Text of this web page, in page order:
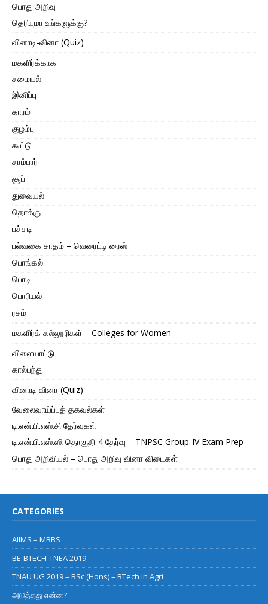
பொது அறிவு
தெரியுமா உங்களுக்கு?
வினாடி-வினா (Quiz)
மகளிர்க்காக
சமையல்
இனிப்பு
காரம்
குழம்பு
கூட்டு
சாம்பார்
சூப்
துவையல்
தொக்கு
பச்சடி
பல்வகை சாதம் – வெரைட்டி ரைஸ்
பொங்கல்
பொடி
பொரியல்
ரசம்
மகளிர்க் கல்லூரிகள் – Colleges for Women
விளையாட்டு
கால்பந்து
வினாடி வினா (Quiz)
வேலைவாய்ப்புத் தகவல்கள்
டி.என்.பி.எஸ்.சி தேர்வுகள்
டி.என்.பி.எஸ்.ஸி தொகுதி-4 தேர்வு – TNPSC Group-IV Exam Prep
பொது அறிவியல் – பொது அறிவு வினா விடைகள்
CATEGORIES
AIIMS – MBBS
BE-BTECH-TNEA 2019
TNAU UG 2019 – BSc (Hons) – BTech in Agri
அடுத்தது என்ன?